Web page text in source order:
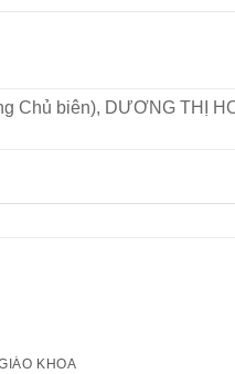
Chủ biên), DƯƠNG THỊ
KHOA